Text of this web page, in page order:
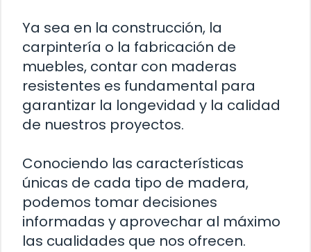
Ya sea en la construcción, la
carpintería o la fabricación de
muebles, contar con maderas
resistentes es fundamental para
garantizar la longevidad y la calidad
de nuestros proyectos.
Conociendo las características
únicas de cada tipo de madera,
podemos tomar decisiones
informadas y aprovechar al máximo
las cualidades que nos ofrecen.